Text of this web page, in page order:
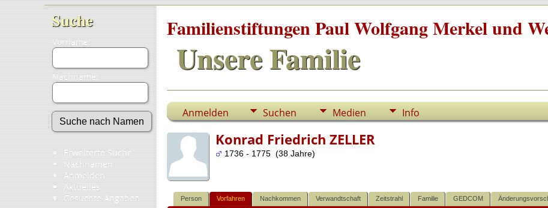
Suche
Vorname:
Nachname:
Erweiterte Suche
Nachnamen
Anmelden
Aktuelles
Gesuchte Angaben
Familienstiftungen Paul Wolfgang Merkel und
Unsere Familie
Anmelden Suchen Medien Info
Konrad Friedrich ZELLER
1736 - 1775 (38 Jahre)
Person Vorfahren Nachkommen Verwandtschaft Zeitstrahl Familie GEDCOM